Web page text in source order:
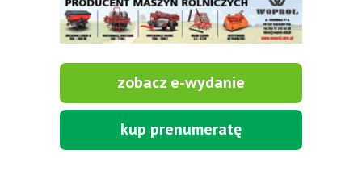
zobacz e-wydanie
kup prenumeratę